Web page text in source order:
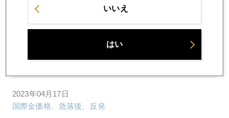
歴史的高値圏で迷走する国際金価格
有名人も大損したＡＴ１債とは
2023年04月17日
国際金価格、急落後、反発
いいえ
はい